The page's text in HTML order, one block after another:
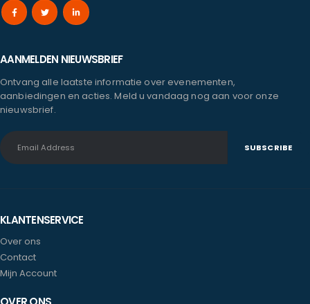
AANMELDEN NIEUWSBRIEF
Ontvang alle laatste informatie over evenementen,
aanbiedingen en acties. Meld u vandaag nog aan voor onze
nieuwsbrief.
KLANTENSERVICE
Over ons
Contact
Mijn Account